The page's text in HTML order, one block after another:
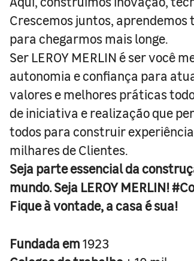
Crescemos juntos, aprendemos
para chegarmos mais longe.
Ser LEROY MERLIN é ser você
autonomia e confiança para
valores e melhores práticas
de iniciativa e realização que
todos para construir
milhares de Clientes.
Seja parte essencial da
mundo. Seja LEROY MERLIN!
Fique à vontade, a casa é sua!
Fundada em1923